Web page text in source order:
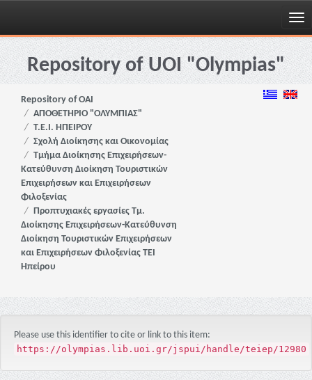
Skip
navigationRepository of UOI "Olympias"
Repository of OAI
ΑΠΟΘΕΤΗΡΙΟ "ΟΛΥΜΠΙΑΣ"
Τ.Ε.Ι. ΗΠΕΙΡΟΥ
Σχολή Διοίκησης και Οικονομίας
Τμήμα Διοίκησης Επιχειρήσεων-
Κατεύθυνση Διοίκηση Τουριστικών
Επιχειρήσεων και Επιχειρήσεων
Φιλοξενίας
Προπτυχιακές εργασίες Τμ.
Διοίκησης Επιχειρήσεων-Κατεύθυνση
Διοίκηση Τουριστικών Επιχειρήσεων
και Επιχειρήσεων Φιλοξενίας ΤΕΙ
Ηπείρου
Please use this identifier to cite or link to this item:
https://olympias.lib.uoi.gr/jspui/handle/teiep/12980